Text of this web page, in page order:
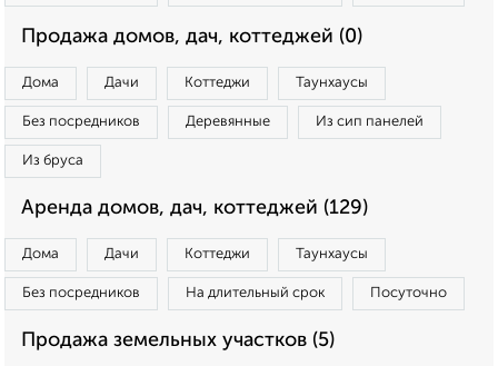
Продажа домов, дач, коттеджей (0)
Дома Дачи Коттеджи Таунхаусы
Без посредников Деревянные Из сип панелей
Из бруса
Аренда домов, дач, коттеджей (129)
Дома Дачи Коттеджи Таунхаусы
Без посредников На длительный срок Посуточно
Продажа земельных участков (5)